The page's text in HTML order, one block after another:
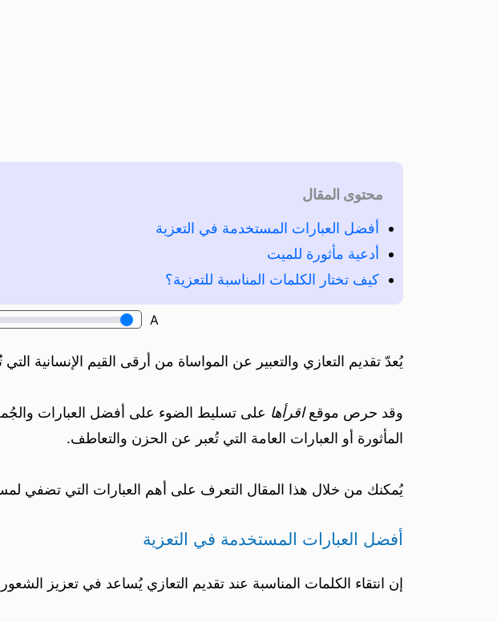
محتوى المقال
أفضل العبارات المستخدمة في التعزية
أدعية مأثورة للميت
كيف تختار الكلمات المناسبة للتعزية؟
A
يُعدّ تقديم التعازي والتعبير عن المواساة من أرقى القيم الإنسانية
وقد حرص موقعاقرأها على تسليط الضوء على أفضل العبارات
المأثورة أو العبارات العامة التي تُعبر عن الحزن والتعاطف.
يُمكنك من خلال هذا المقال التعرف على أهم العبارات التي تضفي
أفضل العبارات المستخدمة في التعزية
إن انتقاء الكلمات المناسبة عند تقديم التعازي يُساعد في تعزيز